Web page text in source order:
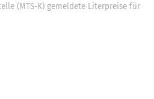
(MTS-K) gemeldete Literpreise für